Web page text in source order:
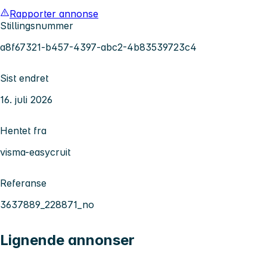
Rapporter annonse
Stillingsnummer
a8f67321-b457-4397-abc2-4b83539723c4
Sist endret
16. juli 2026
Hentet fra
visma-easycruit
Referanse
3637889_228871_no
Lignende annonser